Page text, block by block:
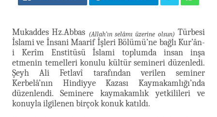
Mukaddes Hz.Abbas (Allah’ın selâmı üzerine olsun) Türbesi
İslami ve İnsani Maarif İşleri Bölümü’ne bağlı Kur’ân-
i Kerîm Enstitüsü İslami toplumda insan inşa
etmenin temelleri konulu kültür semineri düzenledi.
Şeyh Ali Fetlavî tarafından verilen seminer
Kerbelâ’nın Hindiyye Kazası Kaymakamlığı’nda
düzenlendi. Seminere kaymakamlık yetkilileri ve
konuyla ilgilenen birçok konuk katıldı.